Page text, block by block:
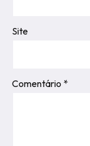
Site
Comentário *